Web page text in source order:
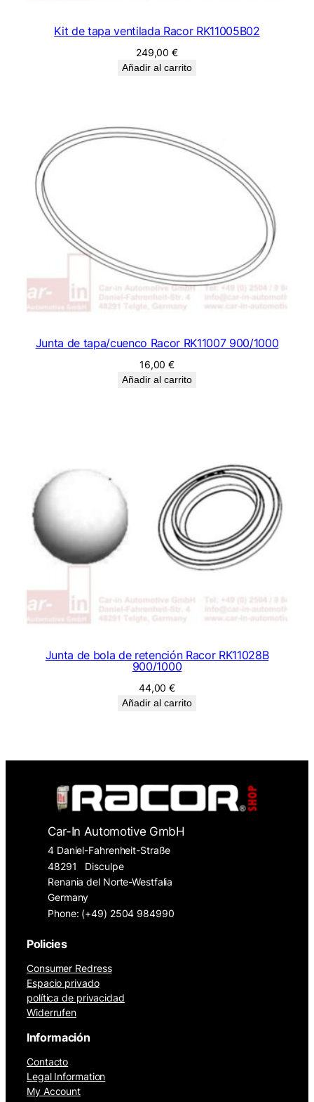
Kit de tapa ventilada Racor RK11005B02
249,00€
Añadir al carrito
Junta de tapa/cuenco Racor RK11007 900/1000
16,00€
Añadir al carrito
Junta de bola de retención Racor RK11028B
900/1000
44,00€
Añadir al carrito
Car-In Automotive GmbH
4 Daniel-Fahrenheit-Straße
48291
Disculpe
Renania del Norte-Westfalia
Germany
Phone: (+49) 2504 984990
Policies
Consumer Redress
Espacio privado
política de privacidad
Widerrufen
Información
Contacto
Legal Information
My Account